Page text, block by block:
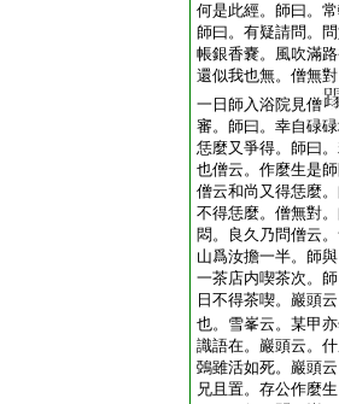
何是此經。師曰。
師曰。有疑請問。
帳銀香嚢。風吹滿
還似我也無。僧無
一日師入浴院見僧
審。師曰。幸自碌
恁麼又爭得。師曰
也僧云。作麼生是
僧云和尚又得恁麼
不得恁麼。僧無對
悶。良久乃問僧云
山爲汝擔一半。師
一茶店内喫茶次。
日不得茶喫。巖頭
也。雪峯云。某甲
識語在。巖頭云。
鵶雖活如死。巖頭
兄且置。存公作麼